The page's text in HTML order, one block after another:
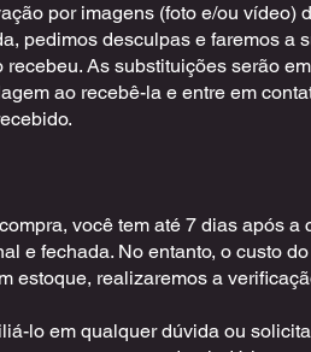
por imagens (foto e/ou vídeo)
pedimos desculpas e faremos a
recebeu. As substituições serão
ao recebê-la e entre em
você tem até 7 dias após
e fechada. No entanto, o custo
estoque, realizaremos a
lo em qualquer dúvida ou